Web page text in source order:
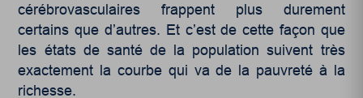
cérébrovasculaires frappent plus durement
certains que d’autres. Et c’est de cette façon que
les états de santé de la population suivent très
exactement la courbe qui va de la pauvreté à la
richesse.